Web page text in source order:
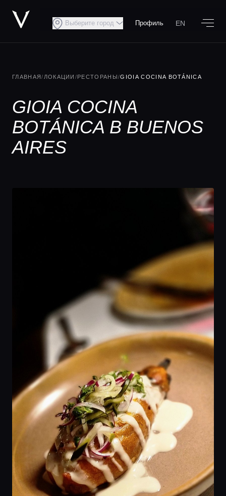
Выберите город Профиль EN
ГЛАВНАЯ/ ЛОКАЦИИ /РЕСТОРАНЫ/GIOIA COCINA BOTÁNICA
GIOIA COCINA
BOTÁNICA В BUENOS
AIRES